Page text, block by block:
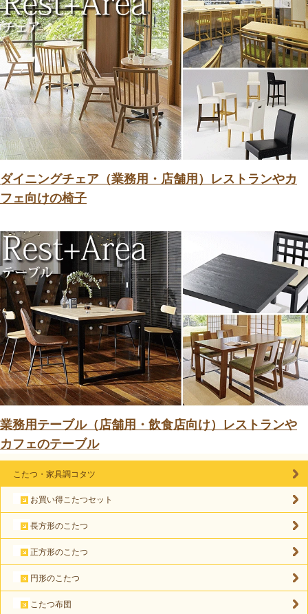
ダイニングチェア（業務用・店舗用）レストランやカ
フェ向けの椅子
業務用テーブル（店舗用・飲食店向け）レストランや
カフェのテーブル
こたつ・家具調コタツ
お買い得こたつセット
長方形のこたつ
正方形のこたつ
円形のこたつ
こたつ布団